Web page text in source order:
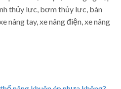
thủy lực, bơm thủy lực, bàn
nâng tay, xe nâng điện, xe nâng